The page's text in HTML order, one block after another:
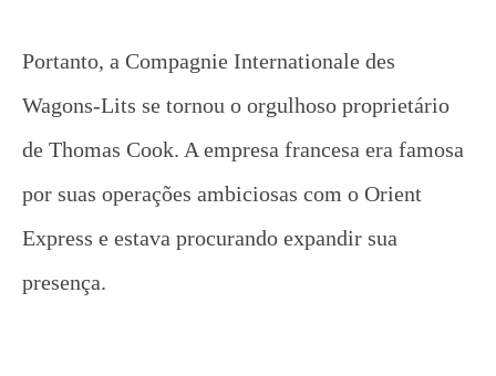
Portanto, a Compagnie Internationale des
Wagons-Lits se tornou o orgulhoso proprietário
de Thomas Cook. A empresa francesa era famosa
por suas operações ambiciosas com o Orient
Express e estava procurando expandir sua
presença.